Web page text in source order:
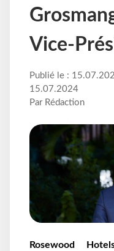
Vice-
Publié le :
15.07.2024
Par Rédaction
Rosewood